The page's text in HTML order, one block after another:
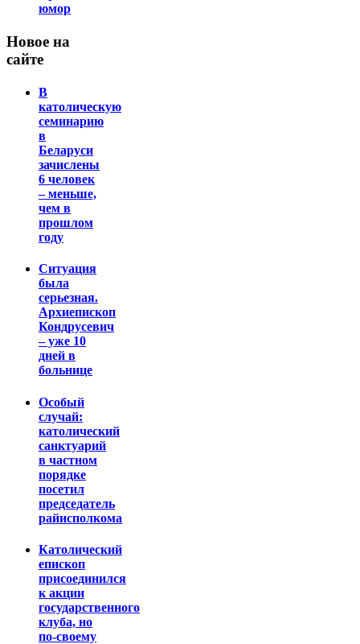
юмор
Новое на
сайте
В
католическую
семинарию
в
Беларуси
зачислены
6 человек
– меньше,
чем в
прошлом
году
Ситуация
была
серьезная.
Архиепископ
Кондрусевич
– уже 10
дней в
больнице
Особый
случай:
католический
санктуарий
в частном
порядке
посетил
председатель
райисполкома
Католический
епископ
присоединился
к акции
государственного
клуба, но
по-своему